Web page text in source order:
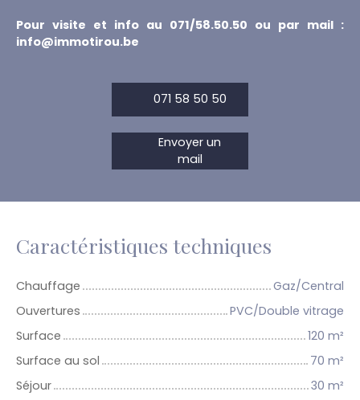
Pour visite et info au 071/58.50.50 ou par mail :
info@immotirou.be
071 58 50 50
Envoyer un
mail
Caractéristiques techniques
Chauffage
Gaz/Central
Ouvertures
PVC/Double vitrage
Surface
120 m²
Surface au sol
70 m²
Séjour
30 m²